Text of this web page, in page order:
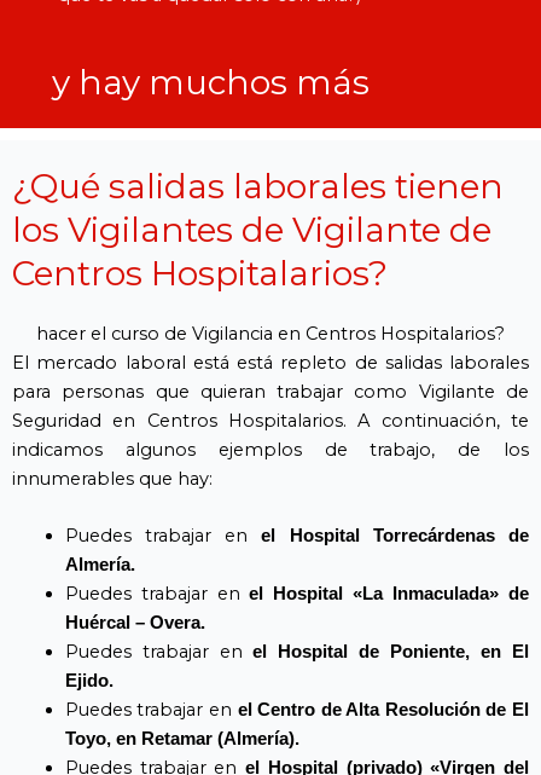
y hay muchos más
¿Qué salidas laborales tienen
los Vigilantes de Vigilante de
Centros Hospitalarios?
hacer el curso de Vigilancia en Centros Hospitalarios?
El mercado laboral está está repleto de salidas laborales
para personas que quieran trabajar como Vigilante de
Seguridad en Centros Hospitalarios. A continuación, te
indicamos algunos ejemplos de trabajo, de los
innumerables que hay:
Puedes trabajar enel Hospital Torrecárdenas de
Almería.
Puedes trabajar enel Hospital «La Inmaculada» de
Huércal – Overa.
Puedes trabajar enel Hospital de Poniente, en El
Ejido.
Puedes trabajar en el Centro de Alta Resolución de El
Toyo, en Retamar (Almería).
Puedes trabajar enel Hospital (privado) «Virgen del